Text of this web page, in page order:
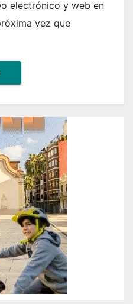
electrónico y web en
vez que